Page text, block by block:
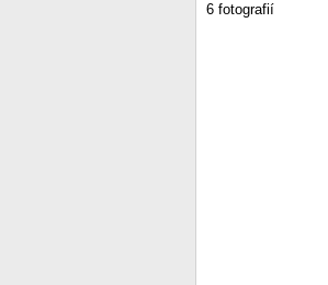
6 fotografií